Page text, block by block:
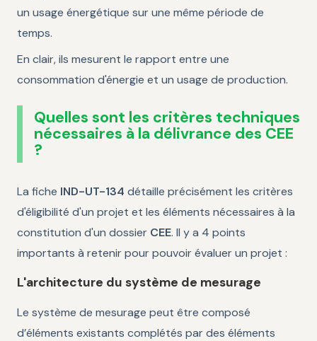
un usage énergétique sur une même période de
temps.
En clair, ils mesurent le rapport entre une
consommation d'énergie et un usage de production.
Quelles sont les critères techniques
nécessaires à la délivrance des CEE
?
La fiche IND-UT-134 détaille précisément les critères
d'éligibilité d'un projet et les éléments nécessaires à la
constitution d'un dossier CEE. Il y a 4 points
importants à retenir pour pouvoir évaluer un projet :
L'architecture du système de mesurage
Le système de mesurage peut être composé
d’éléments existants complétés par des éléments